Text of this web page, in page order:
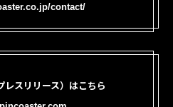
contact/
レスリリース）はこちら